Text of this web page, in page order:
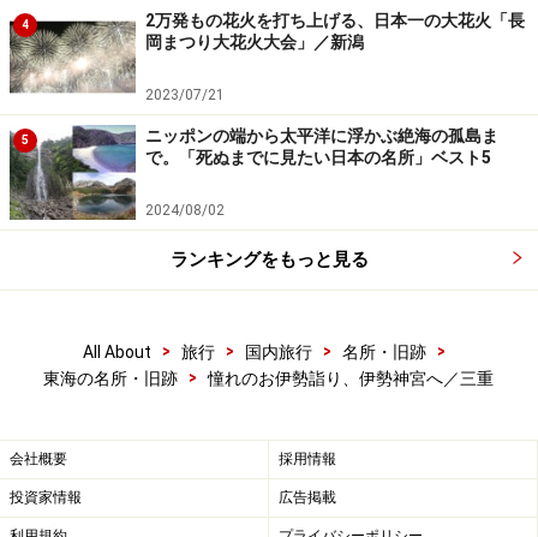
ります。
内宮の宮内から見た宇治橋と鳥居（2013年12月撮影）
内宮の宮内は、静寂が包み込む緑豊かな空間が広がりま
す。砂利を踏みしめる音も心地よく聞こえますね。
建物が神楽殿です。お札やお守りはここで受けることが
伊勢神宮・内宮の正宮（2013年12月撮影）
4
2万発もの花火を打ち上げる、日本一の大花火「長
岡まつり大花火大会」／新潟
2023/07/21
5
ニッポンの端から太平洋に浮かぶ絶海の孤島ま
で。「死ぬまでに見たい日本の名所」ベスト5
2024/08/02
ランキングをもっと見る
All About > 旅行 > 国内旅行 > 名所・旧跡
>
東海の名所・旧跡
> 憧れのお伊勢詣り、伊勢神宮へ／三重
会社概要 採用情報
投資家情報 広告掲載